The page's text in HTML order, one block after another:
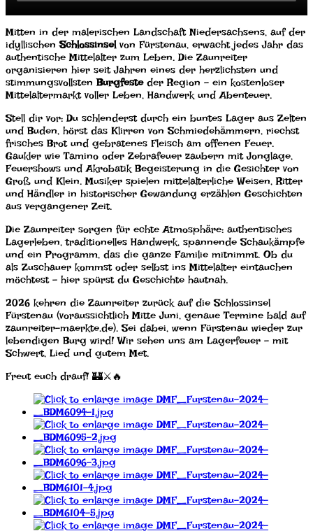
Mitten in der malerischen Landschaft Niedersachsens, auf der
idyllischenSchlossinselvon Fürstenau, erwacht jedes Jahr das
authentische Mittelalter zum Leben. Die Zaunreiter
organisieren hier seit Jahren eines der herzlichsten und
stimmungsvollstenBurgfesteder Region – ein kostenloser
Mittelaltermarkt voller Leben, Handwerk und Abenteuer.
Stell dir vor: Du schlenderst durch ein buntes Lager aus Zelten
und Buden, hörst das Klirren von Schmiedehämmern, riechst
frisches Brot und gebratenes Fleisch am offenen Feuer.
Gaukler wie Tamino oder Zebrafeuer zaubern mit Jonglage,
Feuershows und Akrobatik Begeisterung in die Gesichter von
Groß und Klein. Musiker spielen mittelalterliche Weisen, Ritter
und Händler in historischer Gewandung erzählen Geschichten
aus vergangener Zeit.
Die Zaunreiter sorgen für echte Atmosphäre: authentisches
Lagerleben, traditionelles Handwerk, spannende Schaukämpfe
und ein Programm, das die ganze Familie mitnimmt. Ob du
als Zuschauer kommst oder selbst ins Mittelalter eintauchen
möchtest – hier spürst du Geschichte hautnah.
2026 kehren die Zaunreiter zurück auf die Schlossinsel
Fürstenau (voraussichtlich Mitte Juni, genaue Termine bald auf
zaunreiter-maerkte.de). Sei dabei, wenn Fürstenau wieder zur
lebendigen Burg wird! Wir sehen uns am Lagerfeuer – mit
Schwert, Lied und gutem Met.
Freut euch drauf! 🏰⚔️🔥